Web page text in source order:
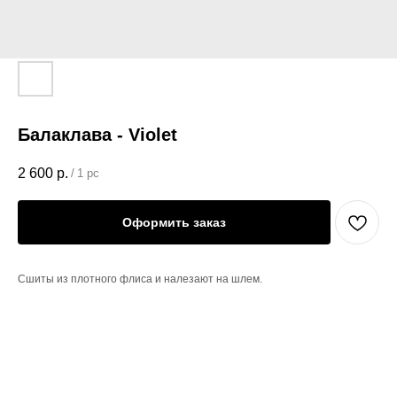
Балаклава - Violet
2 600 р. / 1 pc
Оформить заказ
Сшиты из плотного флиса и налезают на шлем.